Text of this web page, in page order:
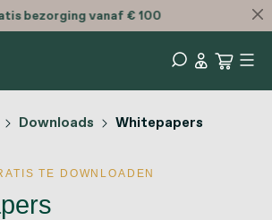
bezorging vanaf € 100
Downloads Whitepapers
TE DOWNLOADEN